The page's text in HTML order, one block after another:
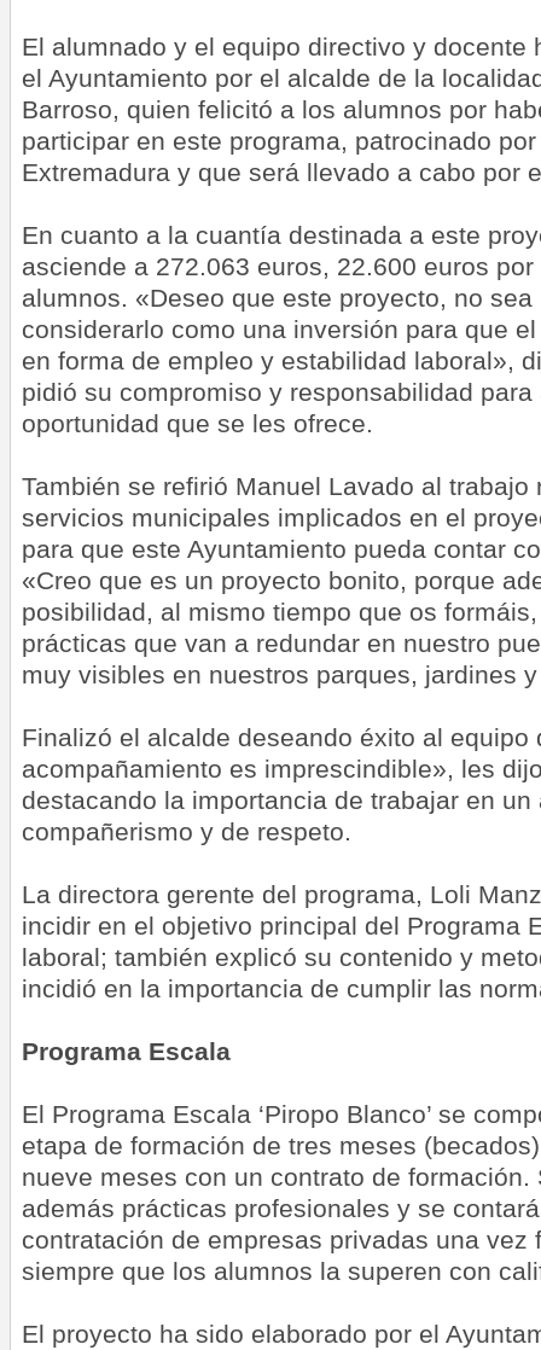
El alumnado y el equipo directivo y docente
el Ayuntamiento por el alcalde de la
Barroso, quien felicitó a los alumnos por
participar en este programa, patrocinado
Extremadura y que será llevado a cabo por
En cuanto a la cuantía destinada a este
asciende a 272.063 euros, 22.600 euros
alumnos. «Deseo que este proyecto, no
considerarlo como una inversión para que
en forma de empleo y estabilidad laboral»,
pidió su compromiso y responsabilidad
oportunidad que se les ofrece.
También se refirió Manuel Lavado al trabajo
servicios municipales implicados en el
para que este Ayuntamiento pueda contar
«Creo que es un proyecto bonito, porque
posibilidad, al mismo tiempo que os
prácticas que van a redundar en nuestro
muy visibles en nuestros parques, jardines
Finalizó el alcalde deseando éxito al equipo
acompañamiento es imprescindible», les
destacando la importancia de trabajar en un
compañerismo y de respeto.
La directora gerente del programa, Loli
incidir en el objetivo principal del Programa
laboral; también explicó su contenido y
incidió en la importancia de cumplir las
Programa Escala
El Programa Escala ‘Piropo Blanco’ se
etapa de formación de tres meses
nueve meses con un contrato de formación.
además prácticas profesionales y se
contratación de empresas privadas una vez
siempre que los alumnos la superen con
El proyecto ha sido elaborado por el